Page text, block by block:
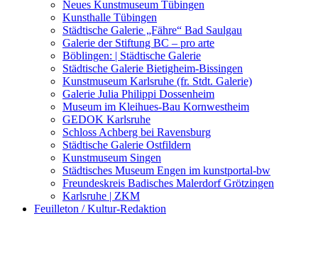
Kunstwettbewerbe, Ausschreibungen für Künstler
Neues Kunstmuseum Tübingen
Kunsthalle Tübingen
Städtische Galerie „Fähre“ Bad Saulgau
Galerie der Stiftung BC – pro arte
Böblingen: | Städtische Galerie
Städtische Galerie Bietigheim-Bissingen
Kunstmuseum Karlsruhe (fr. Stdt. Galerie)
Galerie Julia Philippi Dossenheim
Museum im Kleihues-Bau Kornwestheim
GEDOK Karlsruhe
Schloss Achberg bei Ravensburg
Städtische Galerie Ostfildern
Kunstmuseum Singen
Städtisches Museum Engen im kunstportal-bw
Freundeskreis Badisches Malerdorf Grötzingen
Karlsruhe | ZKM
Feuilleton / Kultur-Redaktion